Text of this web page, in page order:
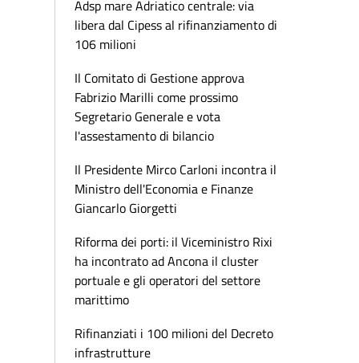
Adsp mare Adriatico centrale: via
libera dal Cipess al rifinanziamento di
106 milioni
Il Comitato di Gestione approva
Fabrizio Marilli come prossimo
Segretario Generale e vota
l'assestamento di bilancio
Il Presidente Mirco Carloni incontra il
Ministro dell'Economia e Finanze
Giancarlo Giorgetti
Riforma dei porti: il Viceministro Rixi
ha incontrato ad Ancona il cluster
portuale e gli operatori del settore
marittimo
Rifinanziati i 100 milioni del Decreto
infrastrutture